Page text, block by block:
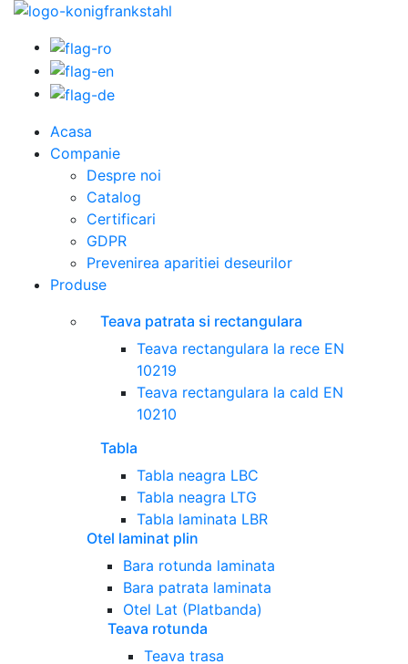
Acasa
Companie
Despre noi
Catalog
Certificari
GDPR
Prevenirea aparitiei deseurilor
Produse
Teava patrata si rectangulara
Teava rectangulara la rece EN
10219
Teava rectangulara la cald EN
10210
Tabla
Tabla neagra LBC
Tabla neagra LTG
Tabla laminata LBR
Otel laminat plin
Bara rotunda laminata
Bara patrata laminata
Otel Lat (Platbanda)
Teava rotunda
Teava trasa